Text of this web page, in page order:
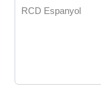
RCD Espanyol